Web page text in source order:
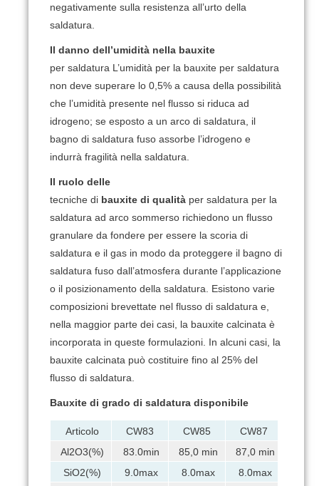
negativamente sulla resistenza all’urto della
saldatura.
Il danno dell’umidità nella bauxite
per saldatura L’umidità per la bauxite per saldatura
non deve superare lo 0,5% a causa della possibilità
che l’umidità presente nel flusso si riduca ad
idrogeno; se esposto a un arco di saldatura, il
bagno di saldatura fuso assorbe l’idrogeno e
indurrà fragilità nella saldatura.
Il ruolo delle
tecniche di bauxite di qualità per saldatura per la
saldatura ad arco sommerso richiedono un flusso
granulare da fondere per essere la scoria di
saldatura e il gas in modo da proteggere il bagno di
saldatura fuso dall’atmosfera durante l’applicazione
o il posizionamento della saldatura. Esistono varie
composizioni brevettate nel flusso di saldatura e,
nella maggior parte dei casi, la bauxite calcinata è
incorporata in queste formulazioni.
In alcuni casi, la
bauxite calcinata può costituire fino al 25% del
flusso di saldatura.
Bauxite di grado di saldatura disponibile
Articolo CW83 CW85
CW87
Al2O3(%)
83.0min 85,0 min
87,0 min
SiO2(%)
9.0max 8.0max
8.0max